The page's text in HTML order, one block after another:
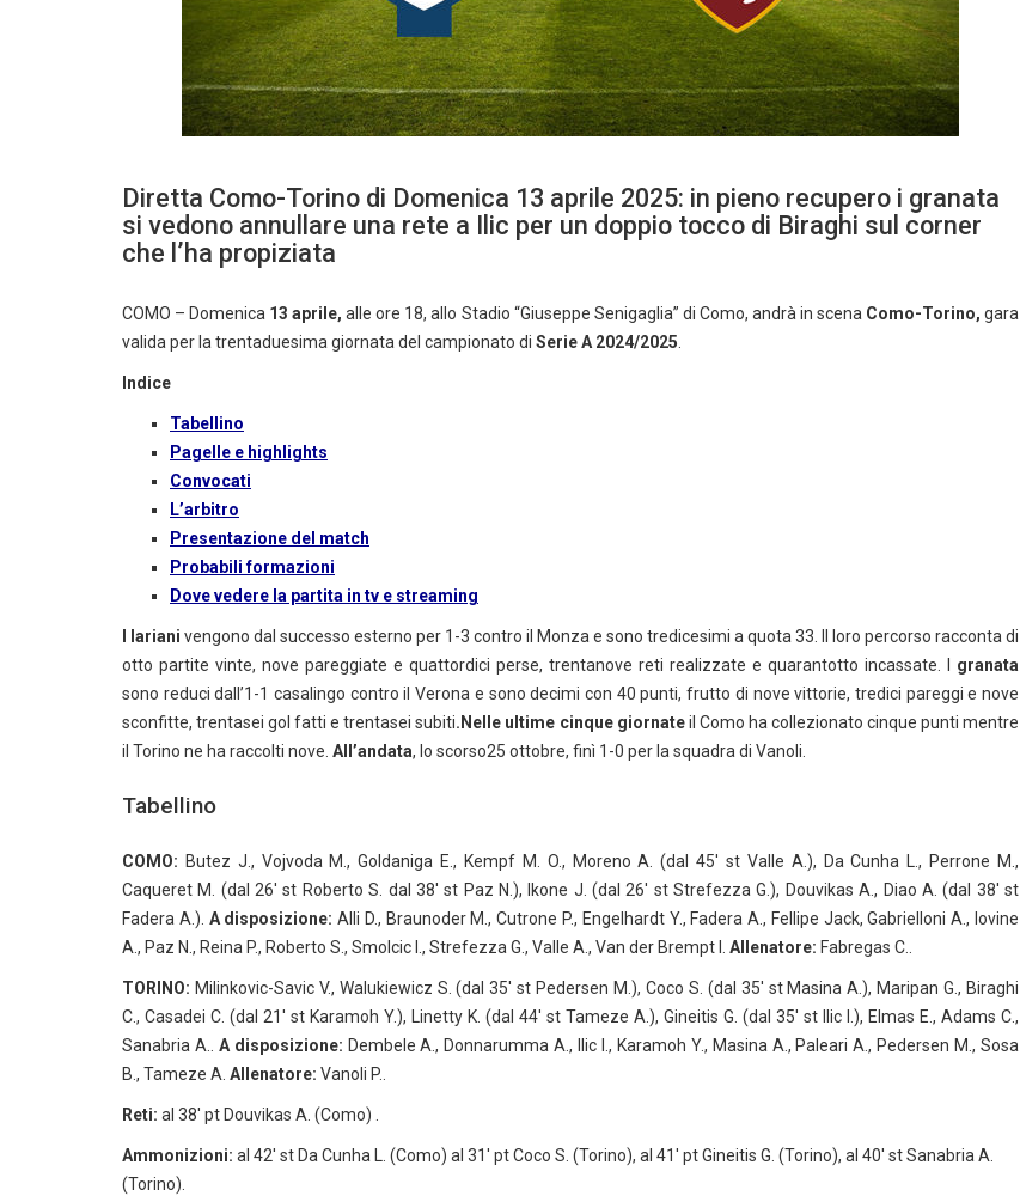
Diretta Como-Torino di Domenica 13 aprile 2025: in pieno recupero i granata
si vedono annullare una rete a Ilic per un doppio tocco di Biraghi sul corner
che l’ha propiziata
COMO – Domenica 13 aprile, alle ore 18, allo Stadio “Giuseppe Senigaglia” di Como, andrà in scena Como-Torino, gara
valida per la trentaduesima giornata del campionato di Serie A 2024/2025
Indice
Tabellino
Pagelle e highlights
Convocati
L’arbitro
Presentazione del match
Probabili formazioni
Dove vedere la partita in tv e streaming
I lariani vengono dal successo esterno per 1-3 contro il Monza e sono tredicesimi a quota 33. Il loro percorso racconta di
otto partite vinte, nove pareggiate e quattordici perse, trentanove reti realizzate e quarantotto incassate. I granata
sono reduci dall’1-1 casalingo contro il Verona e sono decimi con 40 punti, frutto di nove vittorie, tredici pareggi e nove
sconfitte, trentasei gol fatti e trentasei subiti. Nelle ultime cinque giornateil Como ha collezionato cinque punti mentre
il Torino ne ha raccolti nove. All’andata, lo scorso25 ottobre, finì 1-0 per la squadra di Vanoli.
Tabellino
COMO: Butez J., Vojvoda M., Goldaniga E., Kempf M. O., Moreno A. (dal 45′ st Valle A.), Da Cunha L., Perrone M.,
Caqueret M. (dal 26′ st Roberto S. dal 38′ st Paz N.), Ikone J. (dal 26′ st Strefezza G.), Douvikas A., Diao A. (dal 38′ st
Fadera A.). A disposizione: Alli D., Braunoder M., Cutrone P., Engelhardt Y., Fadera A., Fellipe Jack, Gabrielloni A., Iovine
A., Paz N., Reina P., Roberto S., Smolcic I., Strefezza G., Valle A., Van der Brempt I. Allenatore: Fabregas C..
TORINO: Milinkovic-Savic V., Walukiewicz S. (dal 35′ st Pedersen M.), Coco S. (dal 35′ st Masina A.), Maripan G., Biraghi
C., Casadei C. (dal 21′ st Karamoh Y.), Linetty K. (dal 44′ st Tameze A.), Gineitis G. (dal 35′ st Ilic I.), Elmas E., Adams C.,
Sanabria A.. A disposizione: Dembele A., Donnarumma A., Ilic I., Karamoh Y., Masina A., Paleari A., Pedersen M., Sosa
B., Tameze A. Allenatore: Vanoli P..
Reti: al 38′ pt Douvikas A. (Como) .
Ammonizioni: al 42′ st Da Cunha L. (Como) al 31′ pt Coco S. (Torino), al 41′ pt Gineitis G. (Torino), al 40′ st Sanabria A.
(Torino).